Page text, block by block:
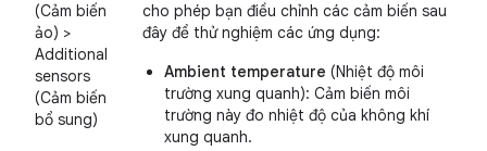
(Cảm biến
ảo) >
Additional
sensors
(Cảm biến
bổ sung)
cho phép bạn điều chỉnh các cảm biến sau
đây để thử nghiệm các ứng dụng:
Ambient temperature (Nhiệt độ môi
trường xung quanh): Cảm biến môi
trường này đo nhiệt độ của không khí
xung quanh.